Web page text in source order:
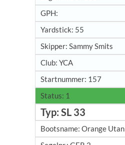
55
Sammy Smits
YCA
157
1
SL 33
Orange Utan